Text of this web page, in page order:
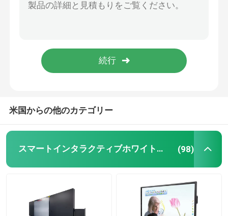
相互フラット パネル
1つのPCのタッチスクリーンのすべて
ビジュアライザー文書のカメラ
米国からの他のカテゴリー
スマートインタラクティブホワイトボード (98)